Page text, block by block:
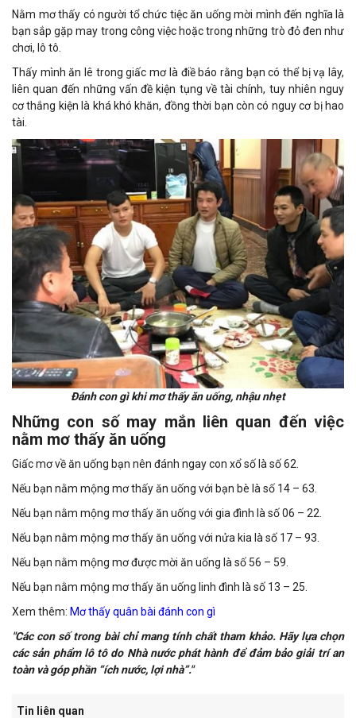
Nằm mơ thấy có người tổ chức tiệc ăn uống mời mình đến nghĩa là
bạn sắp gặp may trong công việc hoặc trong những trò đỏ đen như
chơi, lô tô.
Thấy mình ăn lê trong giấc mơ là điề báo rằng bạn có thể bị vạ lây,
liên quan đến những vấn đề kiện tụng về tài chính, tuy nhiên nguy
cơ thắng kiện là khá khó khăn, đồng thời bạn còn có nguy cơ bị hao
tài.
Đánh con gì khi mơ thấy ăn uống, nhậu nhẹt
Những con số may mắn liên quan đến việc
nằm mơ thấy ăn uống
Giấc mơ về ăn uống bạn nên đánh ngay con xổ số là số 62.
Nếu bạn nằm mộng mơ thấy ăn uống với bạn bè là số 14 – 63.
Nếu bạn nằm mộng mơ thấy ăn uống với gia đình là số 06 – 22.
Nếu bạn nằm mộng mơ thấy ăn uống với nửa kia là số 17 – 93.
Nếu bạn nằm mộng mơ được mời ăn uống là số 56 – 59.
Nếu bạn nằm mộng mơ thấy ăn uống linh đình là số 13 – 25.
Xem thêm: Mơ thấy quân bài đánh con gì
"Các con số trong bài chỉ mang tính chất tham khảo. Hãy lựa chọn
các sản phẩm lô tô do Nhà nước phát hành để đảm bảo giải trí an
toàn và góp phần “ích nước, lợi nhà”."
Tin liên quan